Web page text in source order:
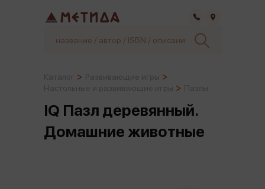
IQ Пазл деревянный.
Домашние животные